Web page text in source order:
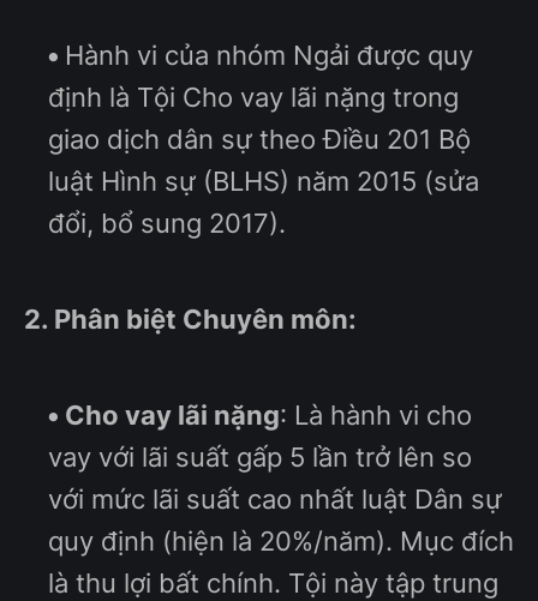
Hành vi của nhóm Ngải được quy
định là Tội Cho vay lãi nặng trong
giao dịch dân sự theo Điều 201 Bộ
luật Hình sự (BLHS) năm 2015 (sửa
đổi, bổ sung 2017).
2. Phân biệt Chuyên môn:
Cho vay lãi nặng: Là hành vi cho
vay với lãi suất gấp 5 lần trở lên so
với mức lãi suất cao nhất luật Dân sự
quy định (hiện là 20%/năm). Mục đích
là thu lợi bất chính. Tội này tập trung